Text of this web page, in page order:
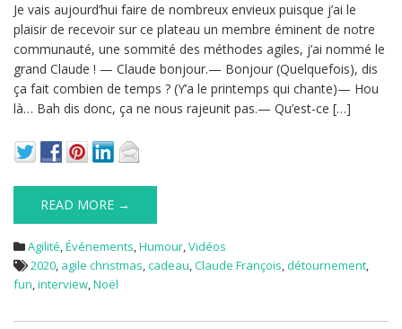
Je vais aujourd’hui faire de nombreux envieux puisque j’ai le
plaisir de recevoir sur ce plateau un membre éminent de notre
communauté, une sommité des méthodes agiles, j’ai nommé le
grand Claude ! — Claude bonjour.— Bonjour (Quelquefois), dis
ça fait combien de temps ? (Y’a le printemps qui chante)— Hou
là… Bah dis donc, ça ne nous rajeunit pas.— Qu’est-ce […]
READ MORE →
Agilité,Événements,Humour,Vidéos
2020, agile christmas,cadeau,Claude François,détournement,
fun,interview,Noël